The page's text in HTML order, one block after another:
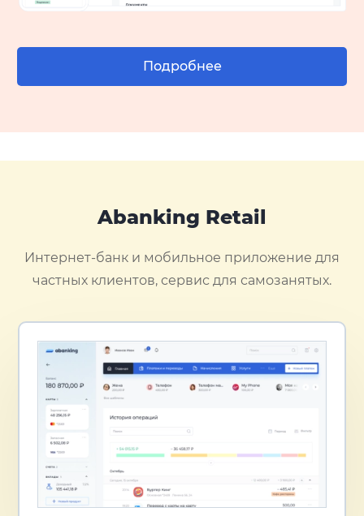
Подробнее
Abanking Retail
Интернет-банк и мобильное приложение для
частных клиентов, сервис для самозанятых.